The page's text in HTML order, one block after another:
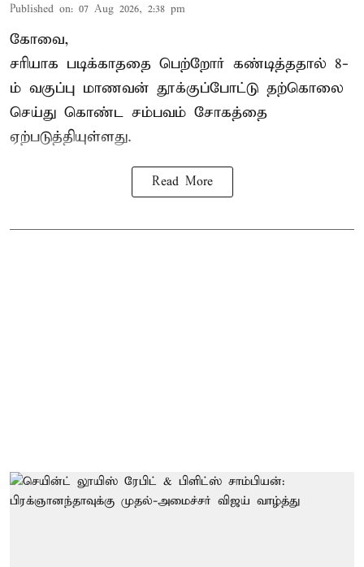
Published on: 07 Aug 2026, 2:38 pm
கோவை,
சரியாக படிக்காததை பெற்றோர் கண்டித்ததால் 8-
ம் வகுப்பு மாணவன் தூக்குப்போட்டு தற்கொலை
செய்து கொண்ட சம்பவம் சோகத்தை
ஏற்படுத்தியுள்ளது.
Read More